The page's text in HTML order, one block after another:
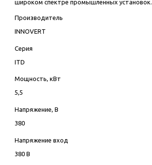
широком спектре промышленных установок.
Производитель
INNOVERT
Серия
ITD
Мощность, кВт
5,5
Напряжение, В
380
Напряжение вход
380 В